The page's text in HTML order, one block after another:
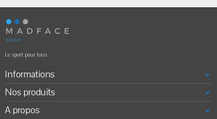
Le sport pour tous
Informations
Nos produits
A propos